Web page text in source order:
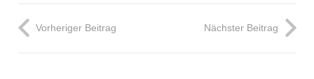
Vorheriger Beitrag Nächster Beitrag